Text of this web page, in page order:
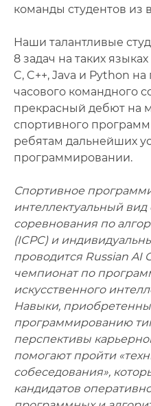
команды студентов из
Наши талантливые
8 задач на таких
C, C++, Java и Python
часового командного
прекрасный дебют на
спортивного
ребятам дальнейших
программировании.
Спортивное
интеллектуальный вид
соревнования по
(ICPC) и
проводится Russian
чемпионат по
искусственного
Навыки,
программированию
перспективы
помогают пройти
собеседования»,
кандидатов